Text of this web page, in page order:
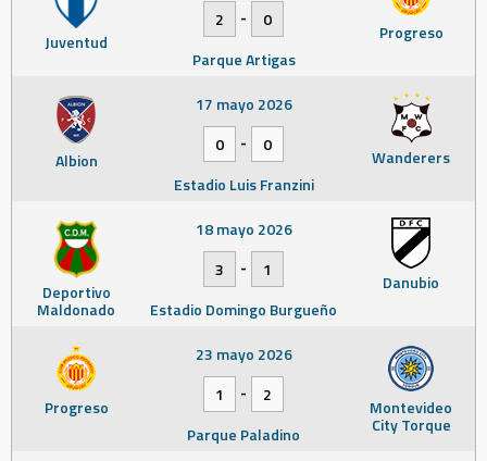
Juventud Progreso
2
-
0
Parque Artigas
Albion Wanderers
17 mayo 2026
0
-
0
Estadio Luis Franzini
Deportivo
Maldonado
Danubio
18 mayo 2026
3
-
1
Estadio Domingo Burgueño
Progreso Montevideo
City Torque
23 mayo 2026
1
-
2
Parque Paladino